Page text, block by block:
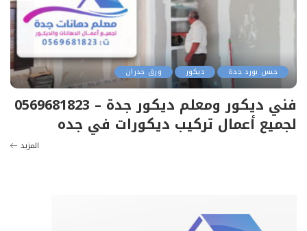
جبس بورد جدة ديكور ورق جدران
فني ديكور ومعلم ديكور جدة – 0569681823
لجميع أعمال تركيب ديكورات في جده
المزيد